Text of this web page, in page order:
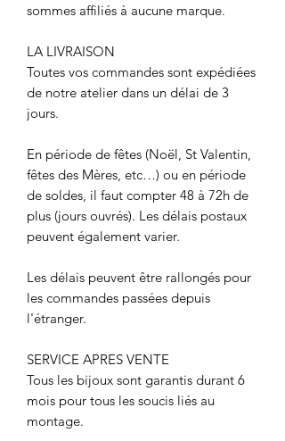
sommes affiliés à aucune marque.
LA LIVRAISON
Toutes vos commandes sont expédiées
de notre atelier dans un délai de 3
jours.
En période de fêtes (Noël, St Valentin,
fêtes des Mères, etc…) ou en période
de soldes, il faut compter 48 à 72h de
plus (jours ouvrés). Les délais postaux
peuvent également varier.
Les délais peuvent être rallongés pour
les commandes passées depuis
l'étranger.
SERVICE APRES VENTE
Tous les bijoux sont garantis durant 6
mois pour tous les soucis liés au
montage.